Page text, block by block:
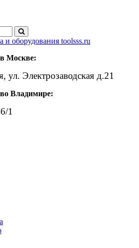
Москве:
ул. Электрозаводская д.21
Владимире:
1